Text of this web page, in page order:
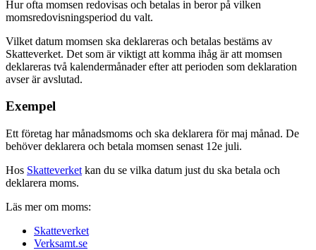
Hur ofta momsen redovisas och betalas in beror på vilken
momsredovisningsperiod du valt.
Vilket datum momsen ska deklareras och betalas bestäms av
Skatteverket. Det som är viktigt att komma ihåg är att momsen
deklareras två kalendermånader efter att perioden som deklaration
avser är avslutad.
Exempel
Ett företag har månadsmoms och ska deklarera för maj månad. De
behöver deklarera och betala momsen senast 12e juli.
Hos Skatteverket kan du se vilka datum just du ska betala och
deklarera moms.
Läs mer om moms:
Skatteverket
Verksamt.se